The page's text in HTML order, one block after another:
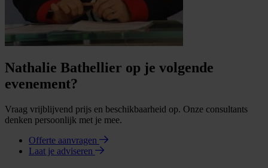
Nathalie Bathellier op je volgende
evenement?
Vraag vrijblijvend prijs en beschikbaarheid op. Onze consultants
denken persoonlijk met je mee.
Offerte aanvragen
Laat je adviseren